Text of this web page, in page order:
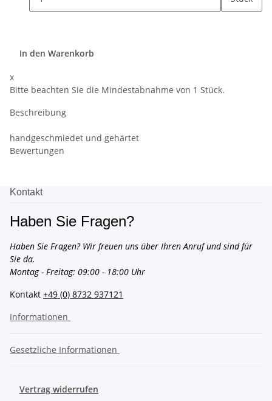
In den Warenkorb
x
Bitte beachten Sie die Mindestabnahme von 1 Stück.
Beschreibung
handgeschmiedet und gehärtet
Bewertungen
Kontakt
Haben Sie Fragen?
Haben Sie Fragen? Wir freuen uns über Ihren Anruf und sind für
Sie da.
Montag - Freitag: 09:00 - 18:00 Uhr
Kontakt +49 (0) 8732 937121
Informationen
Gesetzliche Informationen
Vertrag widerrufen